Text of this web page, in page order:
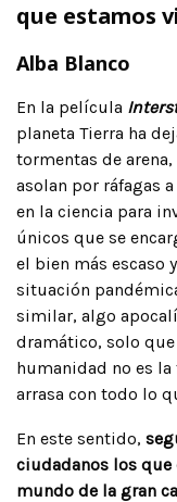
que estamos
Alba Blanco
En la película
planeta Tierra ha
tormentas de
asolan por ráfagas
en la ciencia para
únicos que se
el bien más escaso
situación
similar, algo
dramático, solo
humanidad no es
arrasa con todo lo
En este sentido,
ciudadanos los que
mundo de la gran